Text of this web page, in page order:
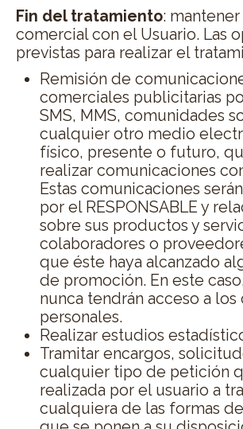
Fin del tratamiento:
comercial con el Usuario. Las
previstas para realizar el
Remisión de
comerciales publicitarias
SMS, MMS, comunidades
cualquier otro medio
físico, presente o futuro,
realizar comunicaciones
Estas comunicaciones
por el RESPONSABLE y
sobre sus productos y
colaboradores o
que éste haya alcanzado
de promoción. En este
nunca tendrán acceso a los
personales.
Realizar estudios
Tramitar encargos,
cualquier tipo de petición
realizada por el usuario a
cualquiera de las formas